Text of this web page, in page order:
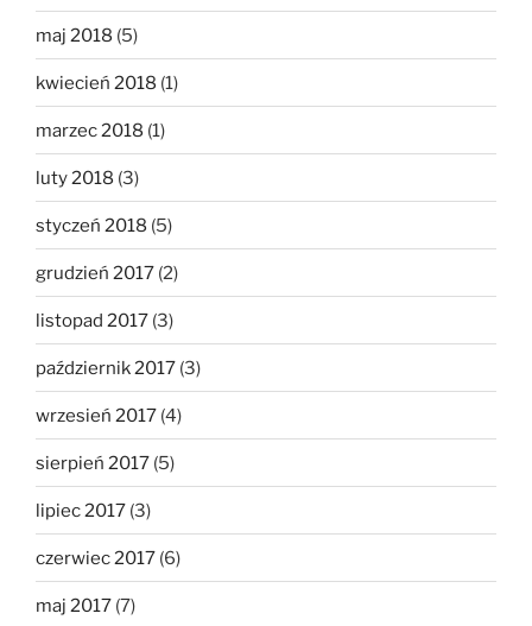
maj 2018 (5)
kwiecień 2018 (1)
marzec 2018 (1)
luty 2018 (3)
styczeń 2018 (5)
grudzień 2017 (2)
listopad 2017 (3)
październik 2017 (3)
wrzesień 2017 (4)
sierpień 2017 (5)
lipiec 2017 (3)
czerwiec 2017 (6)
maj 2017 (7)